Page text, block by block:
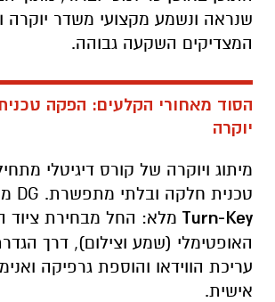
שנראה ונשמע מקצועי משדר יוקרה
המצדיקים השקעה גבוהה.
הסוד מאחורי הקלעים: הפקה
יוקרה
מיתוג ויוקרה של קורס דיגיטלי
טכנית חלקה ובלתי מתפשרת. DG מספקת פתרון
Turn-Key מלא: החל מבחירת ציוד
האופטימלי (שמע וצילום), דרך
עריכת הווידאו והוספת גרפיקה
אישית.